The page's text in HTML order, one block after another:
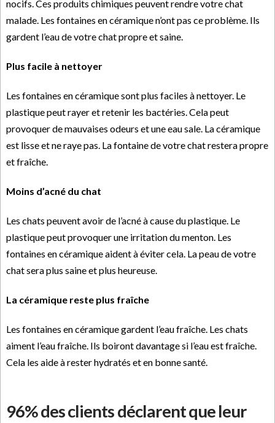
nocifs. Ces produits chimiques peuvent rendre votre chat
malade. Les fontaines en céramique n’ont pas ce problème. Ils
gardent l’eau de votre chat propre et saine.
Plus facile à nettoyer
Les fontaines en céramique sont plus faciles à nettoyer. Le
plastique peut rayer et retenir les bactéries. Cela peut
provoquer de mauvaises odeurs et une eau sale. La céramique
est lisse et ne raye pas. La fontaine de votre chat restera propre
et fraîche.
Moins d’acné du chat
Les chats peuvent avoir de l’acné à cause du plastique. Le
plastique peut provoquer une irritation du menton. Les
fontaines en céramique aident à éviter cela. La peau de votre
chat sera plus saine et plus heureuse.
La céramique reste plus fraîche
Les fontaines en céramique gardent l’eau fraîche. Les chats
aiment l’eau fraîche. Ils boiront davantage si l’eau est fraîche.
Cela les aide à rester hydratés et en bonne santé.
96% des clients déclarent que leur